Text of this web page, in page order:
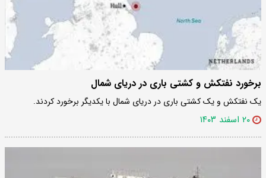
برخورد نفتکش و کشتی باری در دریای شمال
یک نفتکش و یک کشتی باری در دریای شمال با یکدیگر برخورد کردند.
۲۰ اسفند ۱۴۰۳